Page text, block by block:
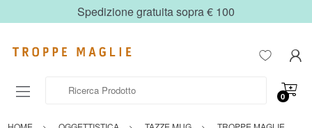
Spedizione gratuita sopra € 100
0